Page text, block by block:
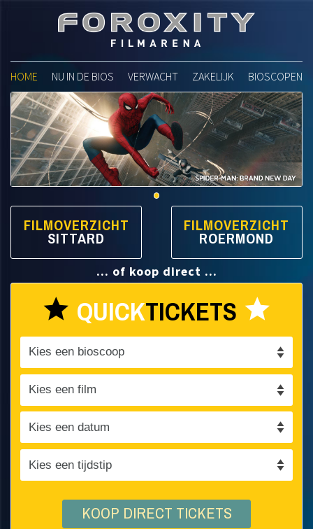
Foroxity Filmarena
HOME NU IN DE BIOS VERWACHT ZAKELIJK BIOSCOPEN
FILMOVERZICHT
SITTARD FILMOVERZICHT
ROERMOND
... of koop direct ...
star QUICKTICKETS star
KOOP DIRECT TICKETS